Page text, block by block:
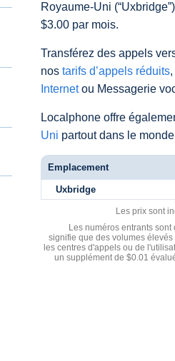
Royaume-Uni
$3.00 par mois.
Transférez des appels
nos tarifs d’appels réduits
Internetou Messagerie
Localphone offre
Uni partout dans le
Emplacement
Uxbridge
Les prix sont
Les numéros entrants
signifie que des volumes
les centres d'appels ou de
un supplément de $0.01